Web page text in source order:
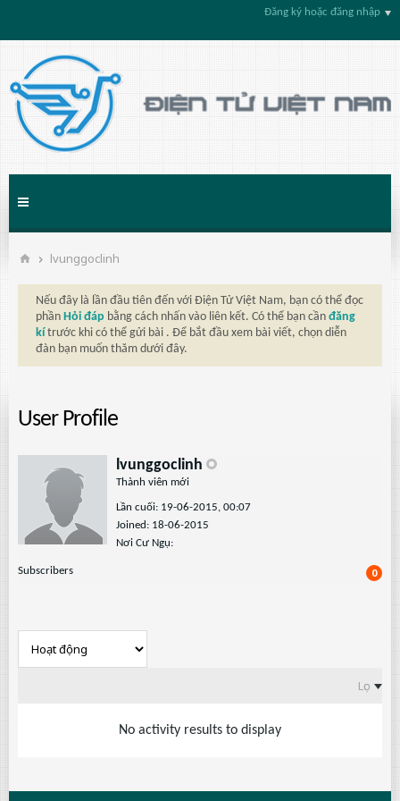
Đăng ký hoặc đăng nhập
lvunggoclinh
Nếu đây là lần đầu tiên đến với Điện Tử Việt Nam, bạn có thể đọc
phần Hỏi đáp bằng cách nhấn vào liên kết. Có thể bạn cần đăng
kí trước khi có thể gửi bài . Để bắt đầu xem bài viết, chọn diễn
đàn bạn muốn thăm dưới đây.
User Profile
lvunggoclinh
Thành viên mới
Lần cuối: 19-06-2015, 00:07
Joined: 18-06-2015
Nơi Cư Ngụ:
Subscribers 0
Lọc
No activity results to display